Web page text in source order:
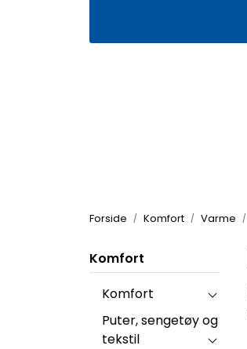
Forside Komfort Varme
Komfort
Komfort
Puter, sengetøy og
tekstil